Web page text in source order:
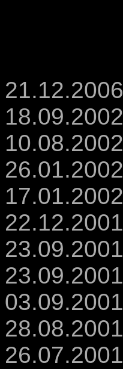
21.12.2006
18.09.2002
10.08.2002
26.01.2002
17.01.2002
22.12.2001
23.09.2001
23.09.2001
03.09.2001
28.08.2001
26.07.2001